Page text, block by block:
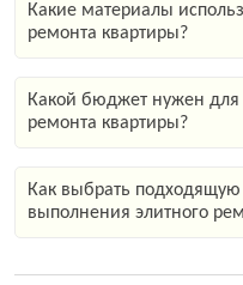
Какие материалы
ремонта квартиры?
Какой бюджет нужен для
ремонта квартиры?
Как выбрать
выполнения элитного